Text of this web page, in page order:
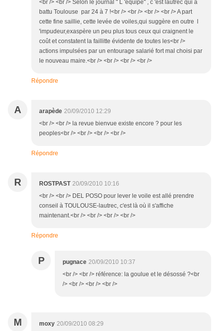
<br /> <br /> Selon le journal " L 'équipe" , c 'est lautrec qui a
battu Toulouse par 24 à 7 !<br /> <br /> <br /> <br /> A part
cette fine saillie, cette levée de voiles,qui suggère en outre l
'impudeur,exaspère un peu plus tous ceux qui craignent le
coût et constatent la faillitte évidente de toutes les<br />
actions impulsées par un entourage salarié fort mal choisi par
le nouveau maire.<br /> <br /> <br /> <br />
Répondre
A arapède 20/09/2010 12:29
<br /> <br /> la revue bienvue existe encore ? pour les
peoples<br /> <br /> <br /> <br />
Répondre
R ROSTPAST 20/09/2010 10:16
<br /> <br /> DEL POSO pour lever le voile est allé prendre
conseil à TOULOUSE-lautrec, c'est là où il s'affiche
maintenant.<br /> <br /> <br /> <br />
Répondre
P pugnace 20/09/2010 10:37
<br /> <br /> référence: la goulue et le désossé ?<br
/> <br /> <br /> <br />
M moxy 20/09/2010 08:29